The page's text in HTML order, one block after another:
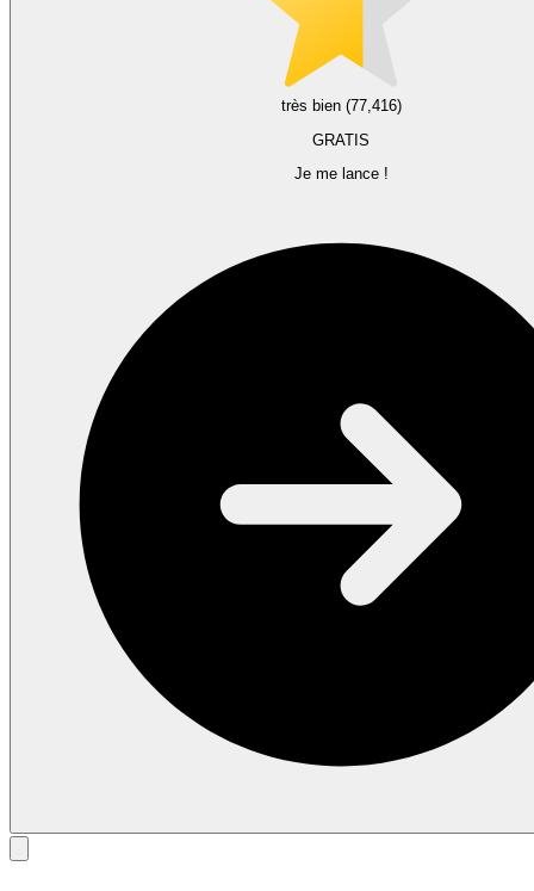
très bien (77,416)
GRATIS
Je me lance !